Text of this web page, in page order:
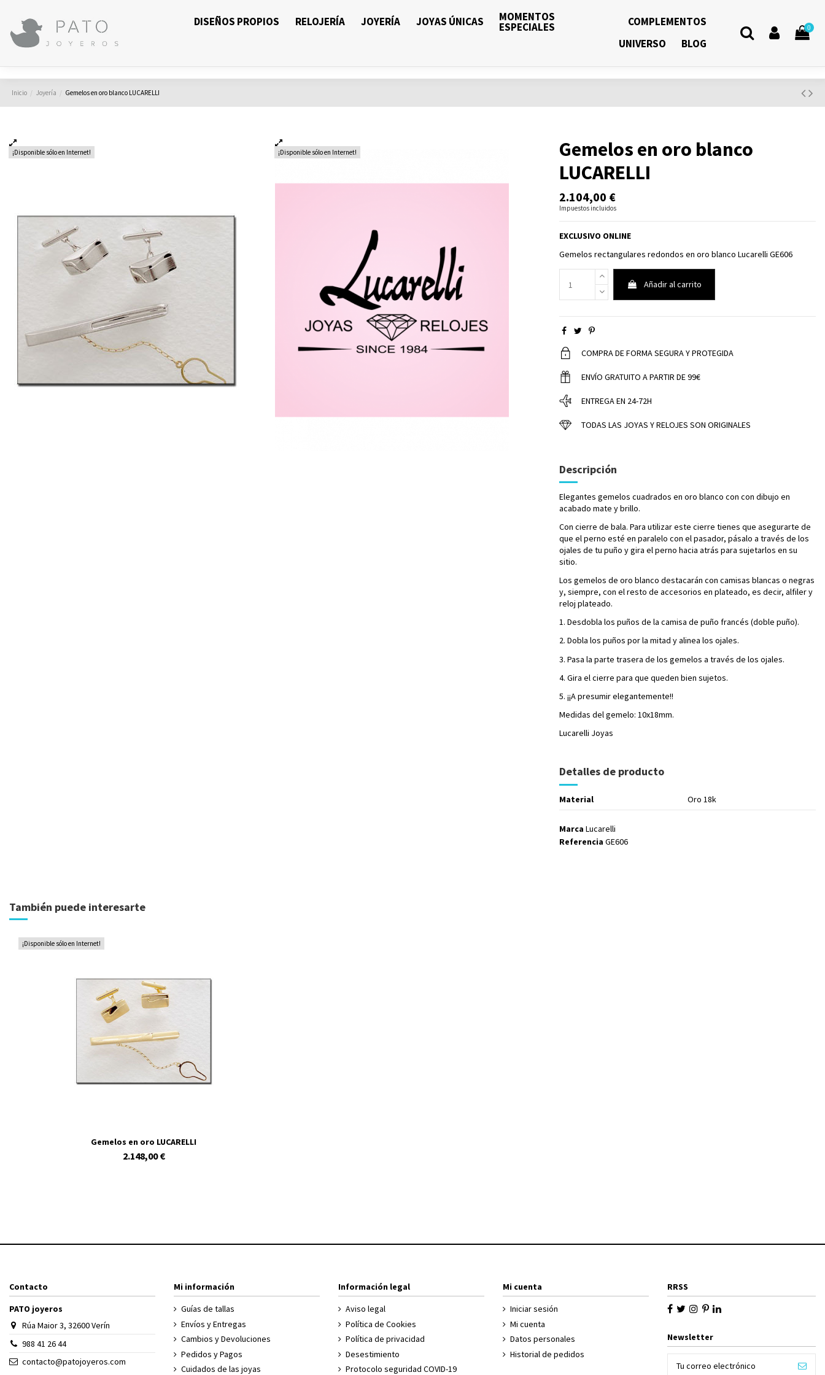
DISEÑOS PROPIOS RELOJERÍA JOYERÍA JOYAS ÚNICAS MOMENTOS
ESPECIALES
COMPLEMENTOS
UNIVERSO
BLOG
0
Inicio Joyería Gemelos en oro blanco LUCARELLI
¡Disponible sólo en Internet! ¡Disponible sólo en Internet!
Gemelos en oro blanco
LUCARELLI
2.104,00 €
Impuestos incluidos
EXCLUSIVO ONLINE
Gemelos rectangulares redondos en oro blanco Lucarelli GE606
Añadir al carrito
COMPRA DE FORMA SEGURA Y PROTEGIDA
ENVÍO GRATUITO A PARTIR DE 99€
ENTREGA EN 24-72H
TODAS LAS JOYAS Y RELOJES SON ORIGINALES
Descripción
Elegantes gemelos cuadrados en oro blanco con con dibujo en
acabado mate y brillo.
Con cierre de bala. Para utilizar este cierre tienes que asegurarte de
que el perno esté en paralelo con el pasador, pásalo a través de los
ojales de tu puño y gira el perno hacia atrás para sujetarlos en su
sitio.
Los gemelos de oro blanco destacarán con camisas blancas o negras
y, siempre, con el resto de accesorios en plateado, es decir, alfiler y
reloj plateado.
1. Desdobla los puños de la camisa de puño francés (doble puño).
2. Dobla los puños por la mitad y alinea los ojales.
3. Pasa la parte trasera de los gemelos a través de los ojales.
4. Gira el cierre para que queden bien sujetos.
5. ¡¡A presumir elegantemente!!
Medidas del gemelo: 10x18mm.
Lucarelli Joyas
Detalles de producto
Material Oro 18k
Marca Lucarelli
Referencia GE606
También puede interesarte
¡Disponible sólo en Internet!
Gemelos en oro LUCARELLI
2.148,00 €
Contacto
PATO joyeros
Rúa Maior 3, 32600 Verín
988 41 26 44
contacto@patojoyeros.com
Mi información
Guías de tallas
Envíos y Entregas
Cambios y Devoluciones
Pedidos y Pagos
Cuidados de las joyas
Información legal
Aviso legal
Política de Cookies
Política de privacidad
Desestimiento
Protocolo seguridad COVID-19
Mi cuenta
Iniciar sesión
Mi cuenta
Datos personales
Historial de pedidos
RRSS
Newsletter